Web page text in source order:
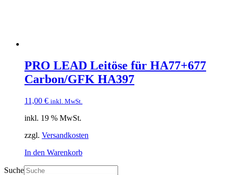
PRO LEAD Leitöse für HA77+677
Carbon/GFK HA397
11,00 € inkl. MwSt.
inkl. 19 % MwSt.
zzgl. Versandkosten
In den Warenkorb
Suche